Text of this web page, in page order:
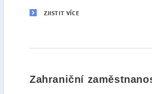
ZJISTIT VÍCE
Zahraniční